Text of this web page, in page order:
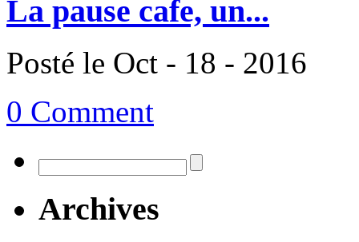
La pause cafe, un...
Posté le Oct - 18 - 2016
0 Comment
Archives